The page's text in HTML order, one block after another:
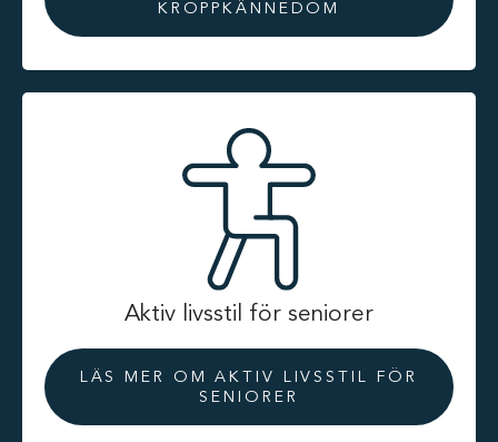
KROPPKÄNNEDOM
Aktiv livsstil för seniorer
LÄS MER OM AKTIV LIVSSTIL FÖR
SENIORER